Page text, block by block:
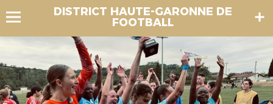
DISTRICT HAUTE-GARONNE DE
FOOTBALL